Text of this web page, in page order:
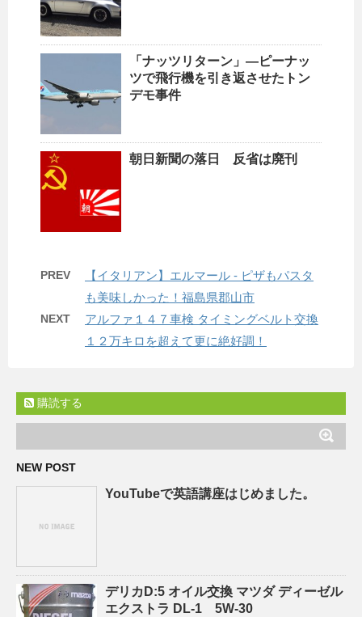
「ナッツリターン」―ピーナッ
ツで飛行機を引き返させたトン
デモ事件
朝日新聞の落日 反省は廃刊
PREV
【イタリアン】エルマール - ピザもパスタ
も美味しかった！福島県郡山市
NEXT
アルファ１４７車検 タイミングベルト交換
１２万キロを超えて更に絶好調！
購読する
NEW POST
YouTubeで英語講座はじめました。
デリカD:5 オイル交換 マツダ ディーゼル
エクストラ DL-1 5W-30